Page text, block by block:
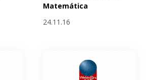
Matemática
24.11.16